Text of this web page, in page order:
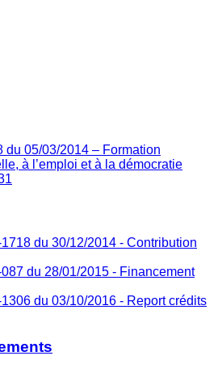
du 05/03/2014 – Formation
à l’emploi et à la démocratie
du 30/12/2014 - Contribution
du 28/01/2015 - Financement
du 03/10/2016 - Report crédits